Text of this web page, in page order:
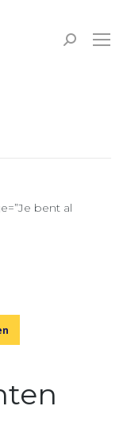
Zoeken:
bent al